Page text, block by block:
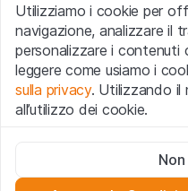
1933 che include le
d’America, le società per
americane.
Condizioni di utilizzo e
Con l’accesso al sito web
avvertenze importanti e
Utilizziamo i cookie per
navigazione, analizzare il
personalizzare i
leggere come usiamo i
sulla privacy. Utilizzando il
all’utilizzo dei cookie.
Questi cookie sono
web e non possono essere